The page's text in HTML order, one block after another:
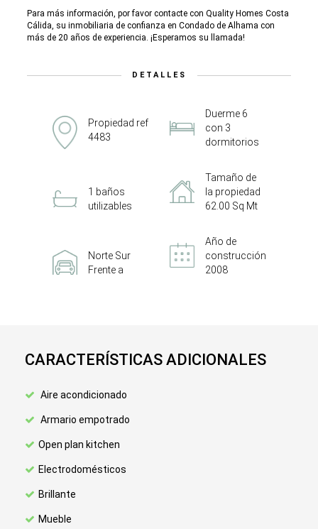
Para más información, por favor contacte con Quality Homes Costa
Cálida, su inmobiliaria de confianza en Condado de Alhama con
más de 20 años de experiencia. ¡Esperamos su llamada!
DETALLES
Propiedad ref
4483
Duerme 6
con 3
dormitorios
1 baños
utilizables
Tamaño de
la propiedad
62.00 Sq Mt
Norte Sur
Frente a
Año de
construcción
2008
CARACTERÍSTICAS ADICIONALES
Aire acondicionado
Armario empotrado
Open plan kitchen
Electrodomésticos
Brillante
Mueble